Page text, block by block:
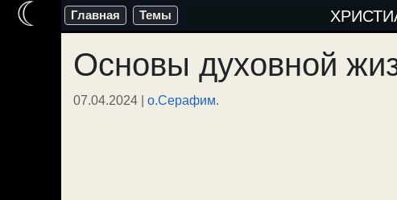
Перейти
содержимому
Главная Темы
Основы духовной
07.04.2024 | о.Серафим.
☾